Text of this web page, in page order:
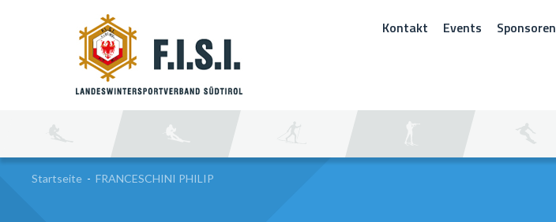
Kontakt Events Sponsoren
Startseite - FRANCESCHINI PHILIP